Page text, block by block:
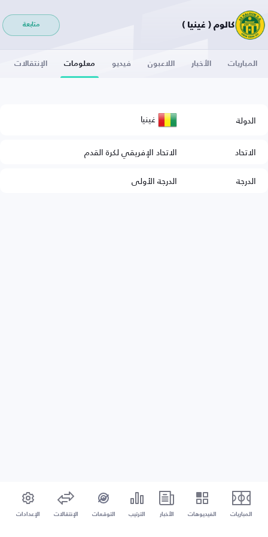
كالوم ( غينيا ) متابعة
المباريات الأخبار اللاعبون فيديو معلومات الإنتقالات
الدولة غينيا
الاتحاد
الاتحاد الإفريقي لكرة القدم
الدرجة
الدرجة الأولى
المباريات الفيديوهات الأخبار الترتيب التوقعات الإنتقالات الإعدادات